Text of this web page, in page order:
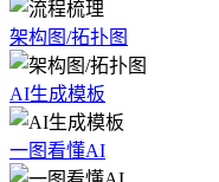
架构图/拓扑图
AI生成模板
一图看懂AI